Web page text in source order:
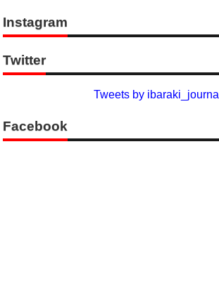
Instagram
Twitter
Tweets by ibaraki_journal
Facebook